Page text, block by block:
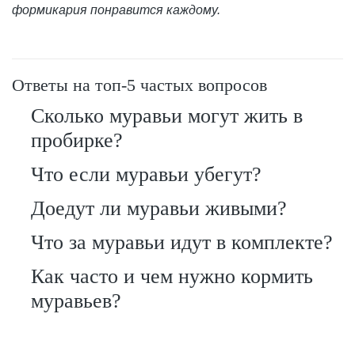
формикария понравится каждому.
Ответы на топ-5 частых вопросов
Сколько муравьи могут жить в
пробирке?
Что если муравьи убегут?
Доедут ли муравьи живыми?
Что за муравьи идут в комплекте?
Как часто и чем нужно кормить
муравьев?